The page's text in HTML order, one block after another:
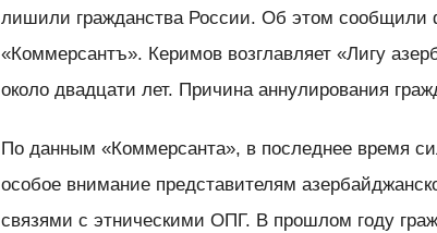
лишили гражданства России. Об этом
«Коммерсантъ». Керимов возглавляет «Лигу
около двадцати лет. Причина аннулирования
По данным «Коммерсанта», в последнее время
особое внимание представителям
связями с этническими ОПГ. В прошлом году